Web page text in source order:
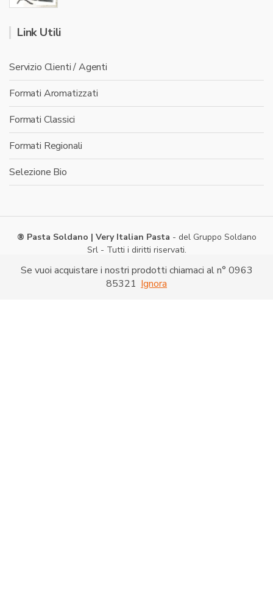
Se vuoi acquistare i nostri prodotti chiamaci al n° 0963
85321 Ignora
Link Utili
Servizio Clienti / Agenti
Formati Aromatizzati
Formati Classici
Formati Regionali
Selezione Bio
® Pasta Soldano | Very Italian Pasta - del Gruppo Soldano
Srl - Tutti i diritti riservati.
Via Caduti di Nassiriya -Shopping on line - P. IVA:
03286520790